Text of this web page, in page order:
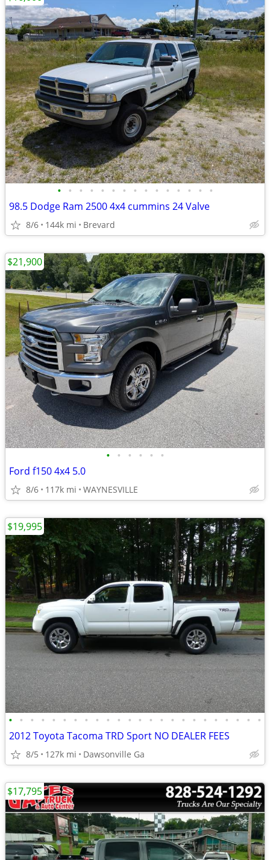
• • • • • • • • • • • • • • •
98.5 Dodge Ram 2500 4x4 cummins 24 Valve
8/6 144k mi Brevard
• • • • • •
Ford f150 4x4 5.0
8/6 117k mi WAYNESVILLE
$21,900
• • • • • • • • • • • • • • • • • • • • • • • •
2012 Toyota Tacoma TRD Sport NO DEALER FEES
8/5 127k mi Dawsonville Ga
$19,995
$17,795